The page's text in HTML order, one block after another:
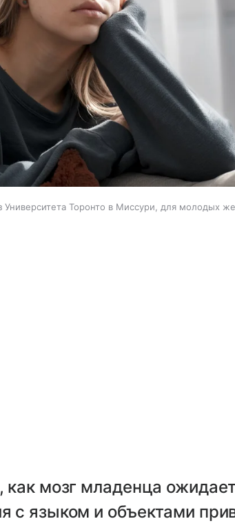
Университета Торонто в Миссури, для молодых
как мозг младенца
с языком и объектами